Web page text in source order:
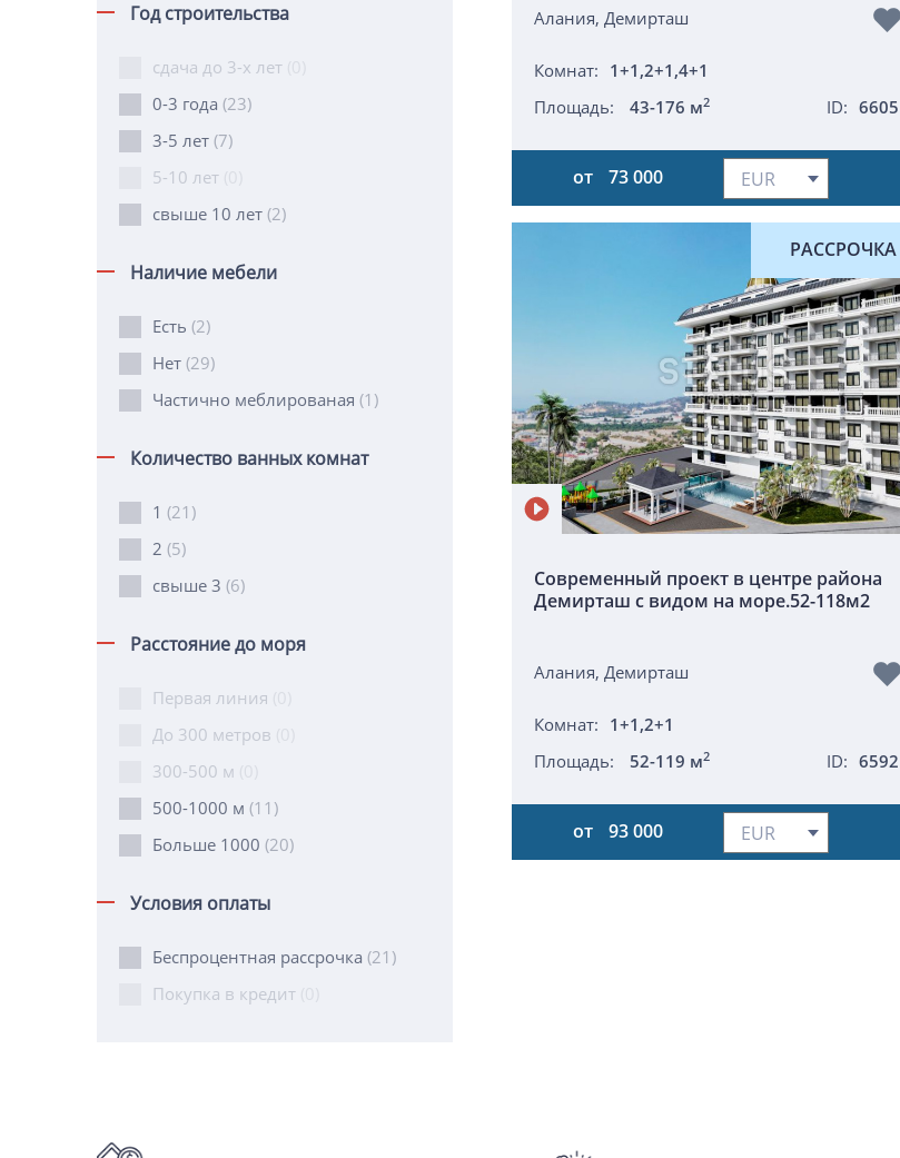
Год строительства
сдача до 3-х лет
0-3 года (23)
3-5 лет (7)
5-10 лет
свыше 10 лет (2)
Наличие мебели
Есть (2)
Нет (29)
Частично меблированая (1)
Количество ванных комнат
1 (21)
2 (5)
свыше 3 (6)
Расстояние до моря
Первая линия
До 300 метров
300-500 м
500-1000 м (11)
Больше 1000 (20)
Условия оплаты
Беспроцентная рассрочка (21)
Покупка в кредит
Алания, Демирташ
Комнат: 1+1,2+1,4+1
Площадь:
43-176 м2 ID: 6605
от 73 000
РАССРОЧКА
Современный проект в центре района
Демирташ с видом на море.52-118м2
Алания, Демирташ
Комнат: 1+1,2+1
Площадь:
52-119 м2 ID: 6592
от 93 000